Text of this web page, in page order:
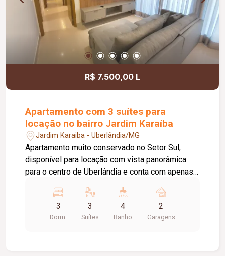
R$ 7.500,00 L
Apartamento com 3 suítes para
locação no bairro Jardim Karaíba
Jardim Karaiba - Uberlândia/MG
Apartamento muito conservado no Setor Sul,
disponível para locação com vista panorâmica
para o centro de Uberlândia e conta com apenas
eletrônica. O imóvel dispõe de lavabo com
acabamento em mármore e sala ampla em dois
ambientes, com painel e rack embutidos, sofá
3
Dorm.
3
Suítes
4
Banho
2
Garagens